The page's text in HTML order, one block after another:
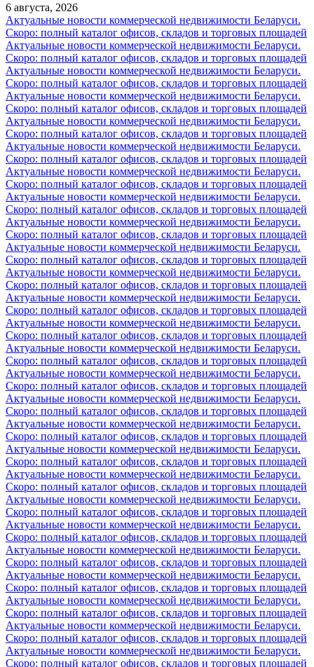
6 августа, 2026
Актуальные новости коммерческой недвижимости Беларуси.
Скоро: полный каталог офисов, складов и торговых площадей
Актуальные новости коммерческой недвижимости Беларуси.
Скоро: полный каталог офисов, складов и торговых площадей
Актуальные новости коммерческой недвижимости Беларуси.
Скоро: полный каталог офисов, складов и торговых площадей
Актуальные новости коммерческой недвижимости Беларуси.
Скоро: полный каталог офисов, складов и торговых площадей
Актуальные новости коммерческой недвижимости Беларуси.
Скоро: полный каталог офисов, складов и торговых площадей
Актуальные новости коммерческой недвижимости Беларуси.
Скоро: полный каталог офисов, складов и торговых площадей
Актуальные новости коммерческой недвижимости Беларуси.
Скоро: полный каталог офисов, складов и торговых площадей
Актуальные новости коммерческой недвижимости Беларуси.
Скоро: полный каталог офисов, складов и торговых площадей
Актуальные новости коммерческой недвижимости Беларуси.
Скоро: полный каталог офисов, складов и торговых площадей
Актуальные новости коммерческой недвижимости Беларуси.
Скоро: полный каталог офисов, складов и торговых площадей
Актуальные новости коммерческой недвижимости Беларуси.
Скоро: полный каталог офисов, складов и торговых площадей
Актуальные новости коммерческой недвижимости Беларуси.
Скоро: полный каталог офисов, складов и торговых площадей
Актуальные новости коммерческой недвижимости Беларуси.
Скоро: полный каталог офисов, складов и торговых площадей
Актуальные новости коммерческой недвижимости Беларуси.
Скоро: полный каталог офисов, складов и торговых площадей
Актуальные новости коммерческой недвижимости Беларуси.
Скоро: полный каталог офисов, складов и торговых площадей
Актуальные новости коммерческой недвижимости Беларуси.
Скоро: полный каталог офисов, складов и торговых площадей
Актуальные новости коммерческой недвижимости Беларуси.
Скоро: полный каталог офисов, складов и торговых площадей
Актуальные новости коммерческой недвижимости Беларуси.
Скоро: полный каталог офисов, складов и торговых площадей
Актуальные новости коммерческой недвижимости Беларуси.
Скоро: полный каталог офисов, складов и торговых площадей
Актуальные новости коммерческой недвижимости Беларуси.
Скоро: полный каталог офисов, складов и торговых площадей
Актуальные новости коммерческой недвижимости Беларуси.
Скоро: полный каталог офисов, складов и торговых площадей
Актуальные новости коммерческой недвижимости Беларуси.
Скоро: полный каталог офисов, складов и торговых площадей
Актуальные новости коммерческой недвижимости Беларуси.
Скоро: полный каталог офисов, складов и торговых площадей
Актуальные новости коммерческой недвижимости Беларуси.
Скоро: полный каталог офисов, складов и торговых площадей
Актуальные новости коммерческой недвижимости Беларуси.
Скоро: полный каталог офисов, складов и торговых площадей
Актуальные новости коммерческой недвижимости Беларуси.
Скоро: полный каталог офисов, складов и торговых площадей